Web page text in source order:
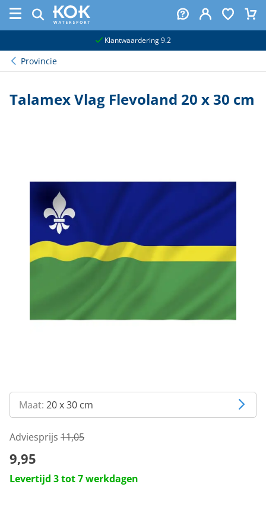
Klantwaardering 9.2
Provincie
Talamex Vlag Flevoland 20 x 30 cm
Maat: 20 x 30 cm
Adviesprijs 11,05
9,95
Levertijd 3 tot 7 werkdagen